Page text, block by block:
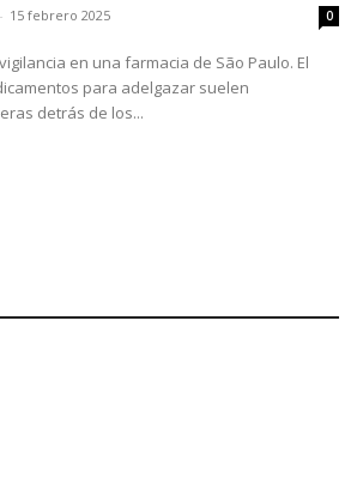
- 15 febrero 2025 0
en una farmacia de São Paulo. El
para adelgazar suelen
detrás de los...